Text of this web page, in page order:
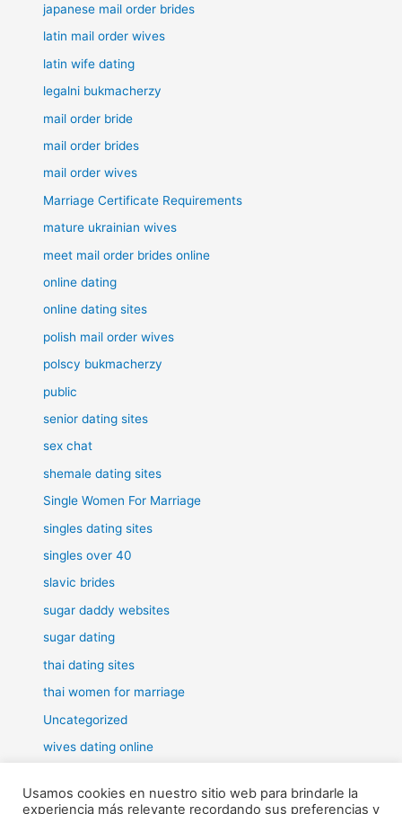
japanese mail order brides
latin mail order wives
latin wife dating
legalni bukmacherzy
mail order bride
mail order brides
mail order wives
Marriage Certificate Requirements
mature ukrainian wives
meet mail order brides online
online dating
online dating sites
polish mail order wives
polscy bukmacherzy
public
senior dating sites
sex chat
shemale dating sites
Single Women For Marriage
singles dating sites
singles over 40
slavic brides
sugar daddy websites
sugar dating
thai dating sites
thai women for marriage
Uncategorized
wives dating online
Usamos cookies en nuestro sitio web para brindarle la
experiencia más relevante recordando sus preferencias y